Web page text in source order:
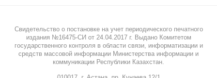
Свидетельство о постановке на учет периодического печатного
издания №16475-СИ от 24.04.2017 г. Выдано Комитетом
государственного контроля в области связи, информатизации и
средств массовой информации Министерства информации и
коммуникации Республики Казахстан.